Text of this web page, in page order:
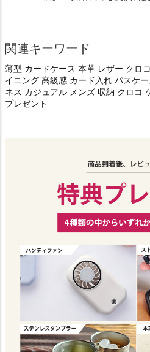
関連キーワード
薄型 カードケース 本革 レザー クロ
イニング 高級感 カード入れ パスケ
ネス カジュアル メンズ 収納 クロコ
プレゼント